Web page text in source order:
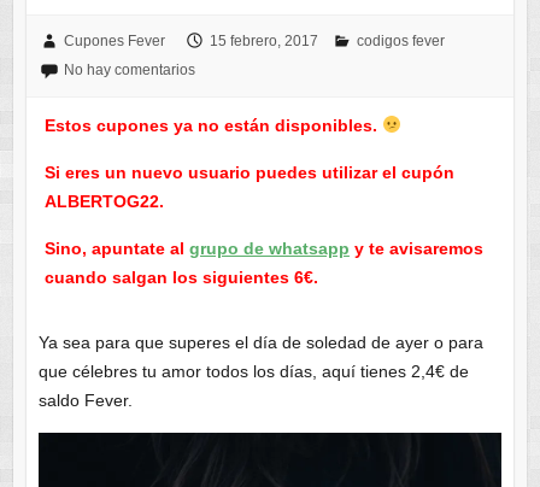
Cupones Fever 15 febrero, 2017
codigos fever
No hay comentarios
Estos cupones ya no están disponibles.
Si eres un nuevo usuario puedes utilizar el cupón
ALBERTOG22.
Sino, apuntate al grupo de whatsapp y te avisaremos
cuando salgan los siguientes 6€.
Ya sea para que superes el día de soledad de ayer o para
que célebres tu amor todos los días, aquí tienes 2,4€ de
saldo Fever.